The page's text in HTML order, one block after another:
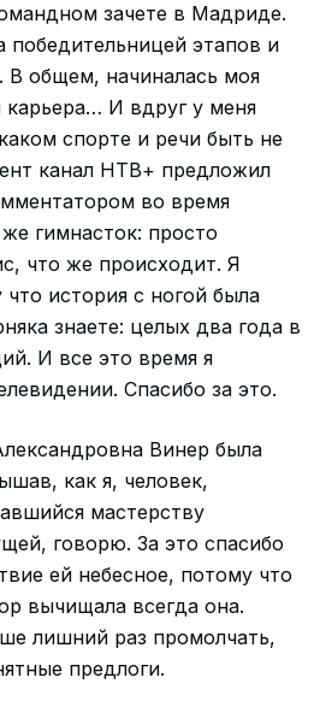
зачете в Мадриде.
победительницей этапов и
В общем, начиналась моя
карьера… И вдруг у меня
спорте и речи быть не
канал НТВ+ предложил
во время
гимнасток: просто
что же происходит. Я
что история с ногой была
знаете: целых два года в
И все это время я
Спасибо за это.
Винер была
как я, человек,
мастерству
говорю. За это спасибо
ей небесное, потому что
вычищала всегда она.
лишний раз промолчать,
предлоги.